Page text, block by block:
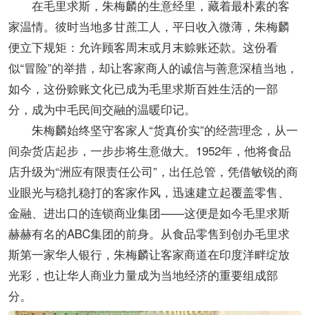
在毛里求斯，朱梅麟的生意经里，藏着最朴素的客
家温情。彼时当地多甘蔗工人，平日收入微薄，朱梅麟
便立下规矩：允许顾客周末或月末赊账还款。这份看
似“冒险”的举措，却让客家商人的诚信与善意深植当地，
如今，这份赊账文化已成为毛里求斯百姓生活的一部
分，成为中毛民间交融的温暖印记。
朱梅麟始终坚守客家人“货真价实”的经营理念，从一
间杂货店起步，一步步将生意做大。1952年，他将食品
店升级为“洲应有限责任公司”，出任总管，凭借敏锐的商
业眼光与稳扎稳打的客家作风，迅速建立起覆盖零售、
金融、进出口的连锁商业集团——这便是如今毛里求斯
赫赫有名的ABC集团的前身。从食品零售到创办毛里求
斯第一家华人银行，朱梅麟让客家商道在印度洋畔绽放
光彩，也让华人商业力量成为当地经济的重要组成部
分。